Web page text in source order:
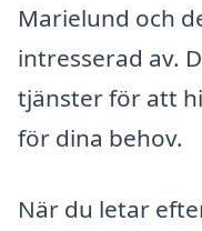
Marielund och
intresserad av.
tjänster för att
för dina behov.
När du letar